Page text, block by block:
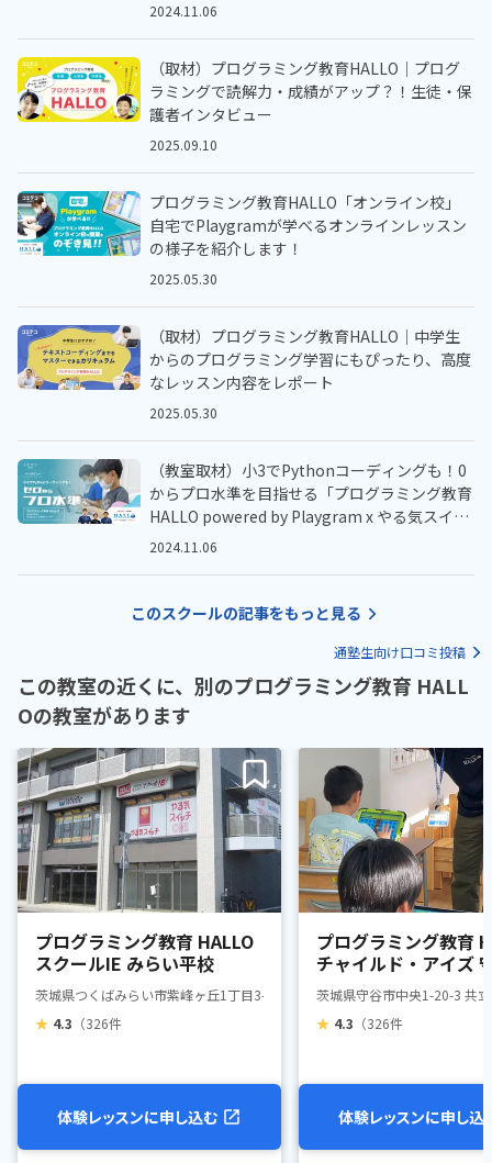
2024.11.06
（取材）プログラミング教育HALLO｜プログ
ラミングで読解力・成績がアップ？！生徒・保
護者インタビュー
2025.09.10
プログラミング教育HALLO「オンライン校」
自宅でPlaygramが学べるオンラインレッスン
の様子を紹介します！
2025.05.30
（取材）プログラミング教育HALLO｜中学生
からのプログラミング学習にもぴったり、高度
なレッスン内容をレポート
2025.05.30
（教室取材）小3でPythonコーディングも！0
からプロ水準を目指せる「プログラミング教育
HALLO powered by Playgram x やる気スイッ
チ™️」
2024.11.06
このスクールの記事をもっと見る
通塾生向け口コミ投稿
この教室の近くに、別のプログラミング教育 HALL
Oの教室があります
プログラミング教育 HALLO
スクールIE みらい平校
茨城県つくばみらい市紫峰ヶ丘1丁目3-4 みらいスクエア2F（「とりせん」
★ 4.3 （326件
体験レッスンに申し込む
プログラミング教育
チャイルド・アイズ
茨城県守谷市中央1-20-3 共
★ 4.3 （326件
体験レッスンに申し込